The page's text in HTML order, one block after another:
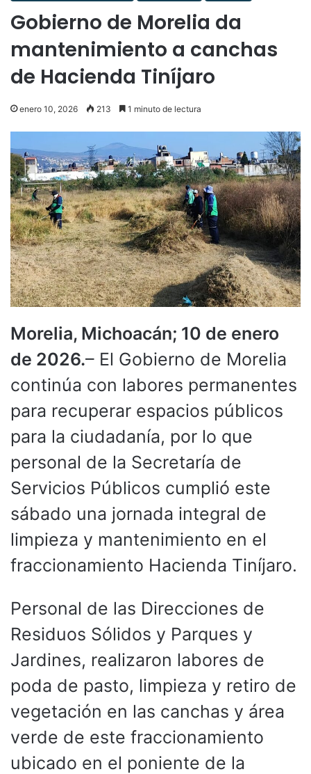
Gobierno de Morelia da
mantenimiento a canchas
de Hacienda Tiníjaro
enero 10, 2026 213 1 minuto de lectura
Morelia, Michoacán; 10 de enero
de 2026.– El Gobierno de Morelia
continúa con labores permanentes
para recuperar espacios públicos
para la ciudadanía, por lo que
personal de la Secretaría de
Servicios Públicos cumplió este
sábado una jornada integral de
limpieza y mantenimiento en el
fraccionamiento Hacienda Tiníjaro.
Personal de las Direcciones de
Residuos Sólidos y Parques y
Jardines, realizaron labores de
poda de pasto, limpieza y retiro de
vegetación en las canchas y área
verde de este fraccionamiento
ubicado en el poniente de la